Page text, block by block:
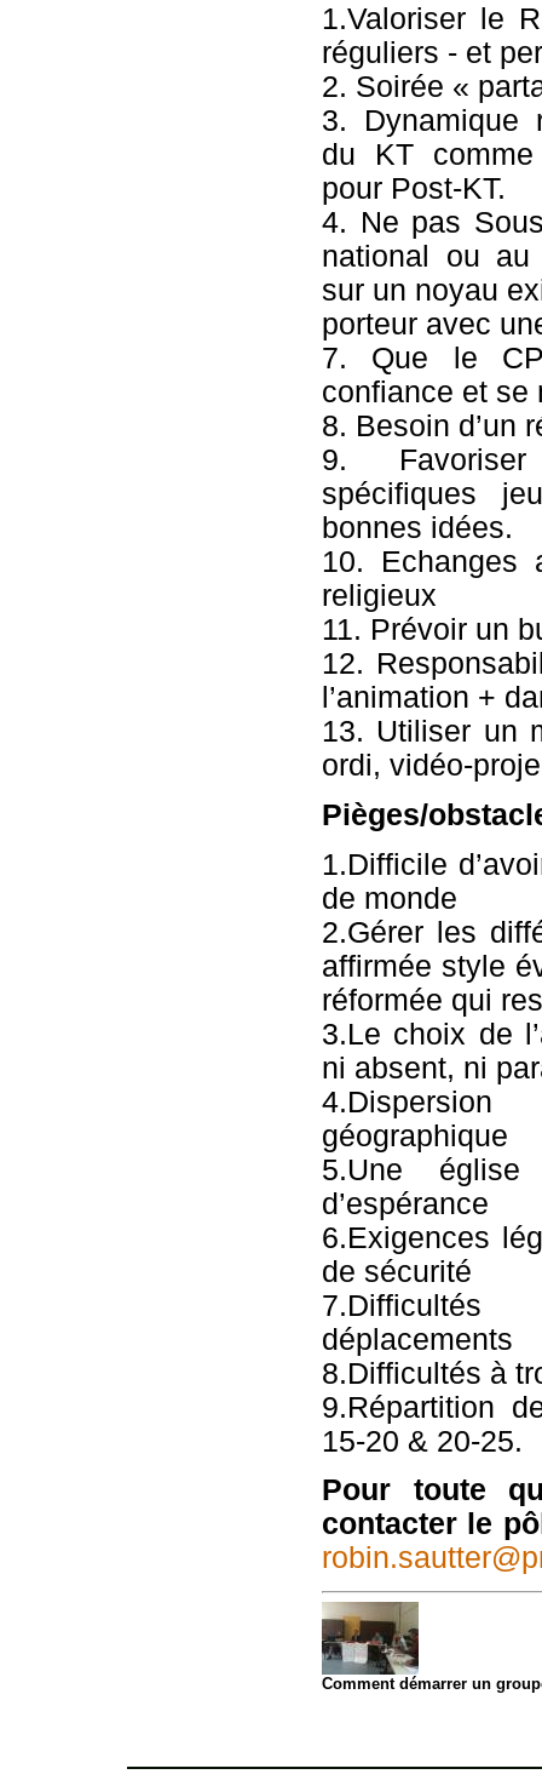
1.Valoriser le
réguliers - et
2. Soirée «
3. Dynamique
du KT
pour Post-KT.
4. Ne pas
national ou au
sur un noyau
porteur avec
7. Que le
confiance et se
8. Besoin d’un
9. Favoriser
spécifiques
bonnes idées.
10. Echanges
religieux
11. Prévoir un
12.
l’animation +
13. Utiliser un
ordi, vidéo-
Pièges/
1.Difficile
de monde
2.Gérer les
affirmée style
réformée qui
3.Le choix de
ni absent, ni
géographique
5.Une
d’espérance
6.Exigences
de sécurité
déplacements
8.Difficultés à
9.Répartition
15-20 & 20-25.
Pour toute
contacter le
Comment démarrer un